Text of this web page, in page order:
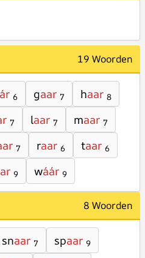
19 Woorden
6 gaar 7 haar 8
7 laar 7 maar 7
7 raar 6 taar 6
9 wáár 9
8 Woorden
snaar 7 spaar 9